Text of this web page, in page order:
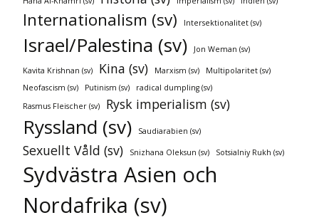
Internationalism (sv) Intersektionalitet (sv)
Israel/Palestina (sv) Jon Weman (sv)
Kavita Krishnan (sv) Kina (sv) Marxism (sv)
Multipolaritet (sv)
Neofascism (sv)
Putinism (sv)
radical dumpling (sv)
Rasmus Fleischer (sv)
Rysk imperialism (sv)
Ryssland (sv) Saudiarabien (sv)
Sexuellt Våld (sv) Snizhana Oleksun (sv) Sotsialniy Rukh (sv)
Sydvästra Asien och
Nordafrika (sv)